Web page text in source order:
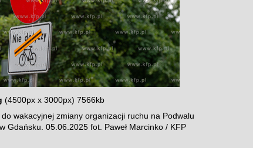
(4500px x 3000px) 7566kb
wakacyjnej zmiany organizacji ruchu na Podwalu
Gdańsku. 05.06.2025 fot. Paweł Marcinko / KFP